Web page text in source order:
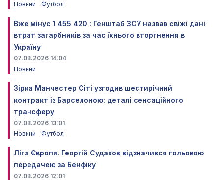
Новини
Футбол
Вже мінус 1 455 420 : Генштаб ЗСУ назвав свіжі дані
втрат загарбників за час їхнього вторгнення в
Україну
07.08.2026 14:04
Новини
Зірка Манчестер Сіті узгодив шестирічний
контракт із Барселоною: деталі сенсаційного
трансферу
07.08.2026 13:01
Новини
Футбол
Ліга Європи. Георгій Судаков відзначився гольовою
передачею за Бенфіку
07.08.2026 12:01